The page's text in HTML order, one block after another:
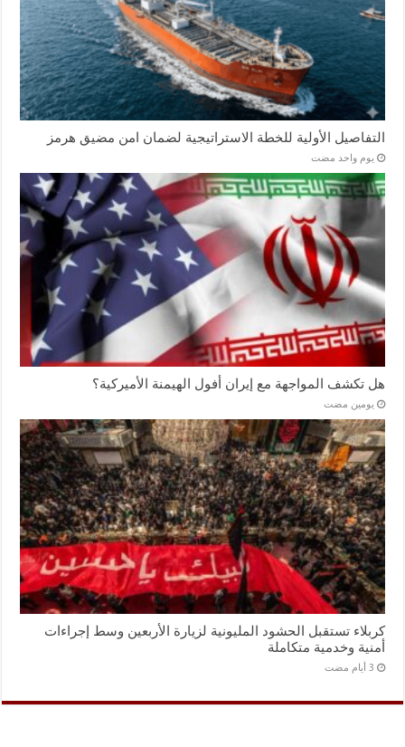
التفاصيل الأولية للخطة الاستراتيجية لضمان امن مضيق هرمز
‏يوم واحد مضت
هل تكشف المواجهة مع إيران أفول الهيمنة الأميركية؟
‏يومين مضت
كربلاء تستقبل الحشود المليونية لزيارة الأربعين وسط إجراءات
أمنية وخدمية متكاملة